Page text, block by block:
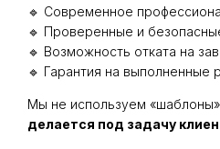
🔹 Современное
🔹 Проверенные и
🔹 Возможность отката на
🔹 Гарантия на выполненные
Мы не используем
делается под задачу